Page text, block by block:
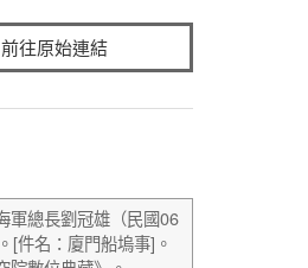
前往原始連結